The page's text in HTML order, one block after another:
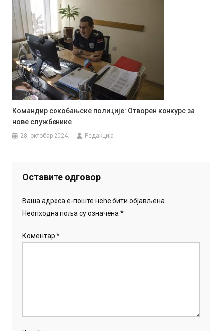
Командир сокобањске полиције: Отворен конкурс за
нове службенике
28. октобар 2024. Редакција
Оставите одговор
Ваша адреса е-поште неће бити објављена.
Неопходна поља су означена*
Коментар*